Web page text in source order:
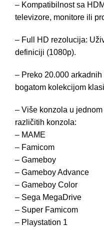
– Kompatibilnost sa
televizore, monitore ili
– Full HD rezolucija:
definiciji (1080p).
– Preko 20.000
bogatom kolekcijom
– Više konzola u
različitih konzola:
– MAME
– Famicom
– Gameboy
– Gameboy Advance
– Gameboy Color
– Sega MegaDrive
– Super Famicom
– Playstation 1